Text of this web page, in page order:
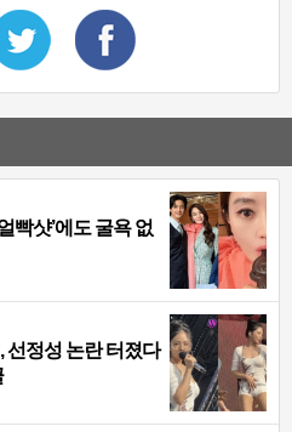
빡샷’에도 굴욕 없
정성 논란 터졌다